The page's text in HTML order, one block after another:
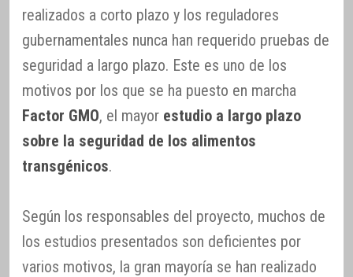
realizados a corto plazo y los reguladores
gubernamentales nunca han requerido pruebas de
seguridad a largo plazo. Este es uno de los
motivos por los que se ha puesto en marcha
Factor GMO, el mayor estudio a largo plazo
sobre la seguridad de los alimentos
transgénicos.
Según los responsables del proyecto, muchos de
los estudios presentados son deficientes por
varios motivos, la gran mayoría se han realizado